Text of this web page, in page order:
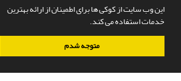
این وب سایت از کوکی ها برای اطمینان از ارائه بهترین
خدمات استفاده می کند.
متوجه شدم